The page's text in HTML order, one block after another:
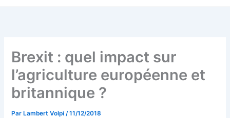
Brexit : quel impact sur
l’agriculture européenne et
britannique ?
Par Lambert Volpi/11/12/2018